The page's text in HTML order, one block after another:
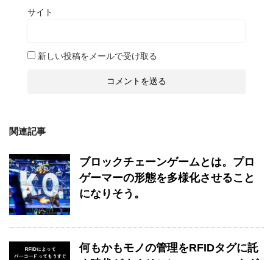
サイト
新しい投稿をメールで受け取る
関連記事
ブロックチェーンゲームとは。プロ
ゲーマーの形態を多様化させること
になりそう。
何もかもモノの管理をRFIDタグに託